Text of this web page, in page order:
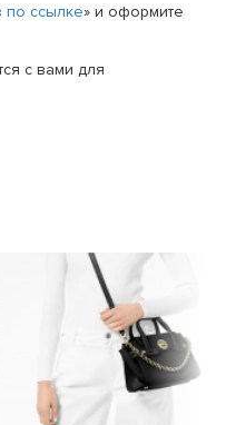
по ссылке» и оформите
с вами для